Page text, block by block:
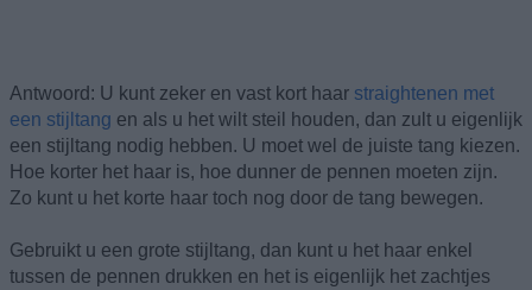
Antwoord: U kunt zeker en vast kort haar straightenen met
een stijltang en als u het wilt steil houden, dan zult u eigenlijk
een stijltang nodig hebben. U moet wel de juiste tang kiezen.
Hoe korter het haar is, hoe dunner de pennen moeten zijn.
Zo kunt u het korte haar toch nog door de tang bewegen.
Gebruikt u een grote stijltang, dan kunt u het haar enkel
tussen de pennen drukken en het is eigenlijk het zachtjes